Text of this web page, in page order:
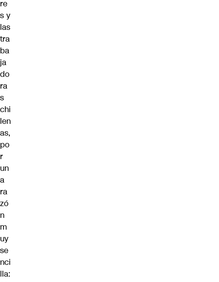
re
s y
las
tra
ba
ja
do
ra
s
chi
len
as,
po
r
un
a
ra
zó
n
m
uy
se
nci
lla: